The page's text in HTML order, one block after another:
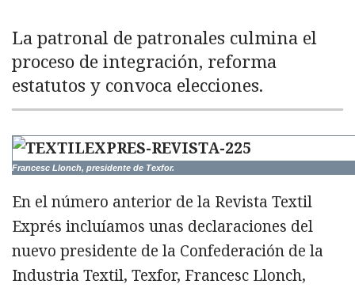
La patronal de patronales culmina el
proceso de integración, reforma
estatutos y convoca elecciones.
Francesc Llonch, presidente de Texfor.
En el número anterior de la Revista Textil
Exprés incluíamos unas declaraciones del
nuevo presidente de la Confederación de la
Industria Textil, Texfor, Francesc Llonch,